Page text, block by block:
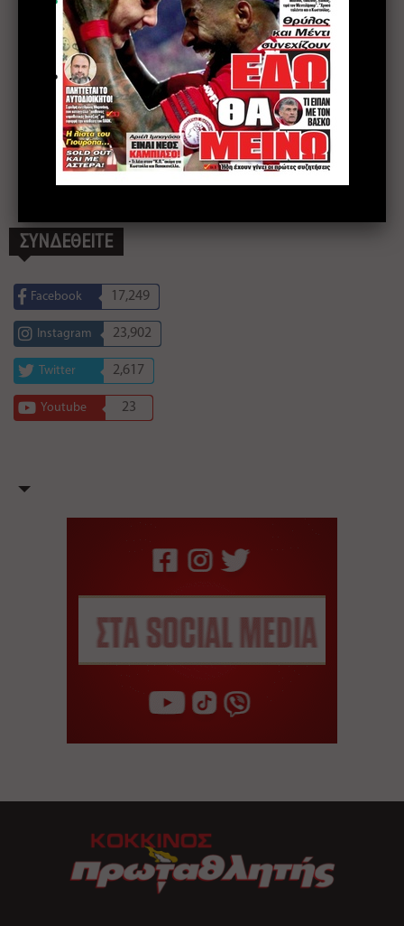
ΣΥΝΔΕΘΕΙΤΕ
Facebook 17,249
Instagram 23,902
Twitter 2,617
Youtube 23